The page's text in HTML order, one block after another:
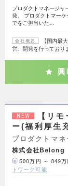
プロダクトマネージャ
発、 プロダクトマー
でをご担当いた…
会社概要
【国内最
営、開発を行っており
興
NEW
【リ
ー(福利厚生
プロダクトマネ
株式会社Belong
500万円 ～ 849万
トワーク可能